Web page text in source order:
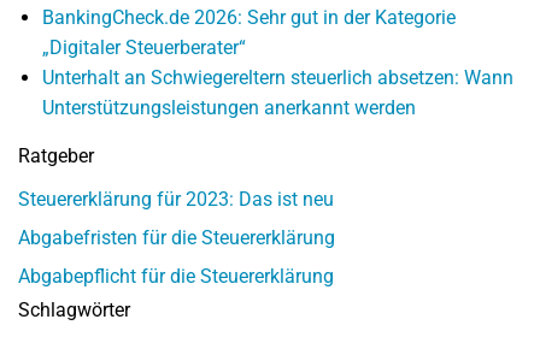
BankingCheck.de 2026: Sehr gut in der Kategorie
„Digitaler Steuerberater“
Unterhalt an Schwiegereltern steuerlich absetzen: Wann
Unterstützungsleistungen anerkannt werden
Ratgeber
Steuererklärung für 2023: Das ist neu
Abgabefristen für die Steuererklärung
Abgabepflicht für die Steuererklärung
Schlagwörter